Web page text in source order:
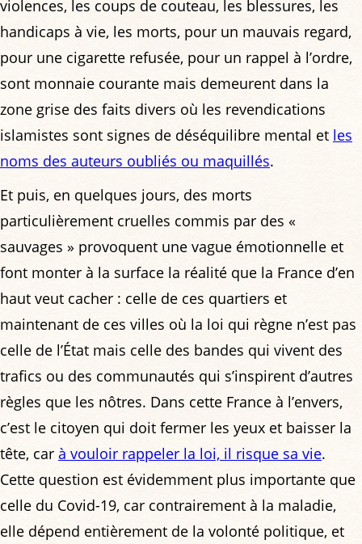
violences, les coups de couteau, les blessures, les
handicaps à vie, les morts, pour un mauvais regard,
pour une cigarette refusée, pour un rappel à l’ordre,
sont monnaie courante mais demeurent dans la
zone grise des faits divers où les revendications
islamistes sont signes de déséquilibre mental et les
noms des auteurs oubliés ou maquillés.
Et puis, en quelques jours, des morts
particulièrement cruelles commis par des «
sauvages » provoquent une vague émotionnelle et
font monter à la surface la réalité que la France d’en
haut veut cacher : celle de ces quartiers et
maintenant de ces villes où la loi qui règne n’est pas
celle de l’État mais celle des bandes qui vivent des
trafics ou des communautés qui s’inspirent d’autres
règles que les nôtres. Dans cette France à l’envers,
c’est le citoyen qui doit fermer les yeux et baisser la
tête, car à vouloir rappeler la loi, il risque sa vie.
Cette question est évidemment plus importante que
celle du Covid-19, car contrairement à la maladie,
elle dépend entièrement de la volonté politique, et